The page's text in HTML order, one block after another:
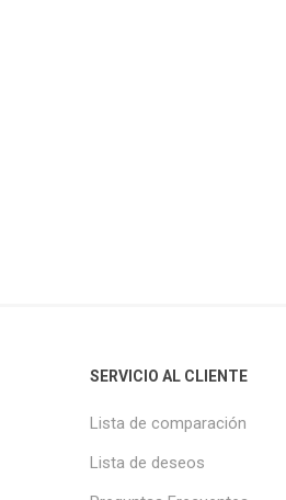
SERVICIO AL CLIENTE
Lista de comparación
Lista de deseos